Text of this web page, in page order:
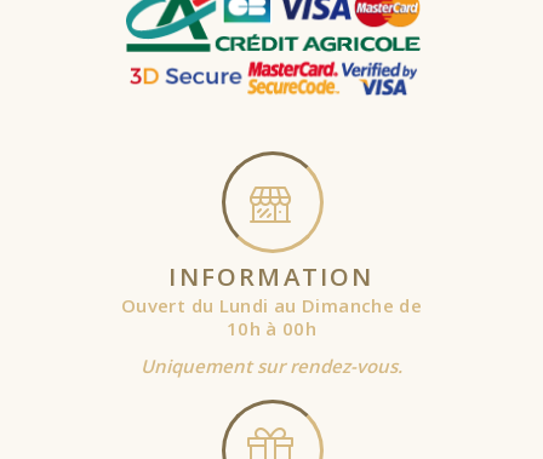
INFORMATION
Ouvert du Lundi au Dimanche de
10h à 00h
Uniquement sur rendez-vous.